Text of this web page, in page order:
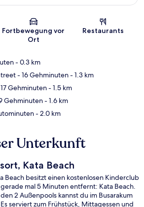
Karte
Fortbewegung vor
Ort
Restaurants
- 0.3 km
- 16 Gehminuten- 1.3 km
Gehminuten- 1.5 km
Gehminuten- 1.6 km
- 2.0 km
Unterkunft
Kata Beach
Beach besitzt einen kostenlosen Kinderclub
mal 5 Minuten entfernt: Kata Beach.
2 Außenpools kannst du im Busarakum
serviert zum Frühstück, Mittagessen und